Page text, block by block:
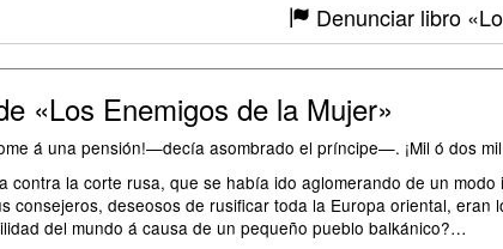
Denunciar libro
«Los Enemigos de la Mujer»
á una pensión!—decía asombrado el príncipe—. ¡Mil ó dos
contra la corte rusa, que se había ido aglomerando de un
consejeros, deseosos de rusificar toda la Europa oriental,
del mundo á causa de un pequeño pueblo balkánico?…